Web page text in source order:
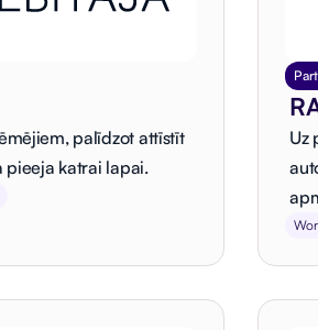
palīdzot attīstīt
pieeja katrai lapai.
Uz